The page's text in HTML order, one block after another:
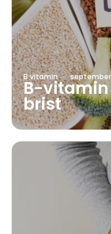
B vitamin · september
B-vitamin
brist